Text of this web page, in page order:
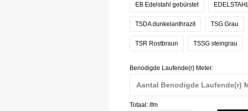
EB Edelstahl gebürstet EDELSTAHL
TSDA dunkelanthrazit TSG Grau
TSR Rostbraun TSSG steingrau
Benodigde Laufende(r) Meter:
Totaal: lfm